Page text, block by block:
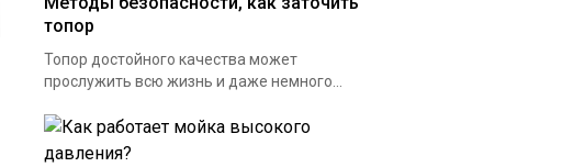
топор
Топор достойного качества может
прослужить всю жизнь и даже немного...